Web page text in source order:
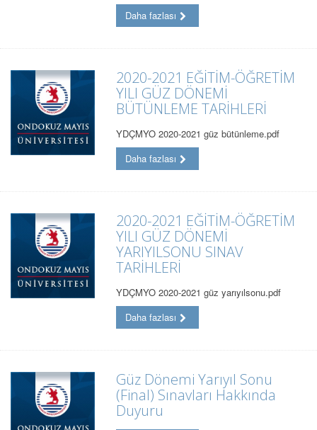
Daha fazlası
2020-2021 EĞİTİM-ÖĞRETİM
YILI GÜZ DÖNEMİ
BÜTÜNLEME TARİHLERİ
YDÇMYO 2020-2021 güz bütünleme.pdf
Daha fazlası
2020-2021 EĞİTİM-ÖĞRETİM
YILI GÜZ DÖNEMİ
YARIYILSONU SINAV
TARİHLERİ
YDÇMYO 2020-2021 güz yarıyılsonu.pdf
Daha fazlası
Güz Dönemi Yarıyıl Sonu
(Final) Sınavları Hakkında
Duyuru